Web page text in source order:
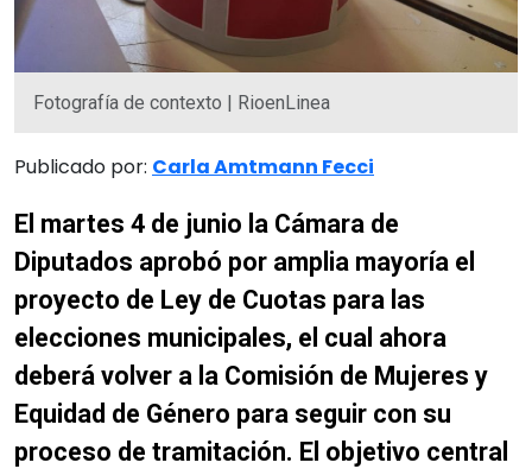
Fotografía de contexto | RioenLinea
Publicado por: Carla Amtmann Fecci
El martes 4 de junio la Cámara de
Diputados aprobó por amplia mayoría el
proyecto de Ley de Cuotas para las
elecciones municipales, el cual ahora
deberá volver a la Comisión de Mujeres y
Equidad de Género para seguir con su
proceso de tramitación. El objetivo central